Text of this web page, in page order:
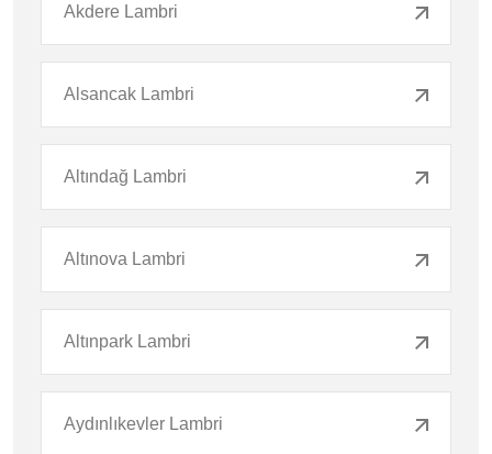
Akdere Lambri
Alsancak Lambri
Altındağ Lambri
Altınova Lambri
Altınpark Lambri
Aydınlıkevler Lambri